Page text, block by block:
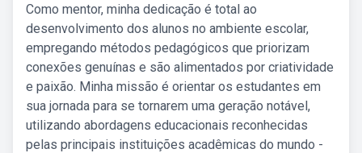
Como mentor, minha dedicação é total ao
desenvolvimento dos alunos no ambiente escolar,
empregando métodos pedagógicos que priorizam
conexões genuínas e são alimentados por criatividade
e paixão. Minha missão é orientar os estudantes em
sua jornada para se tornarem uma geração notável,
utilizando abordagens educacionais reconhecidas
pelas principais instituições acadêmicas do mundo -